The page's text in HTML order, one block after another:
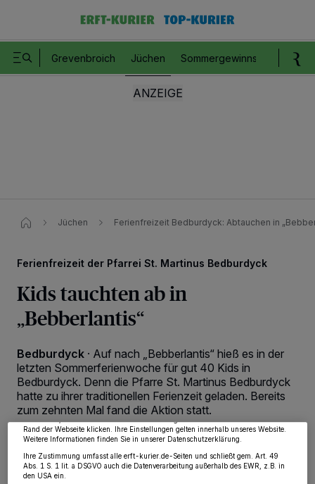
Grevenbroich Jüchen Sommergewinnspiel
Jüchen Ferienfreizeit Bedburdyck: Abtauchen in
Ferienfreizeit der Pfarrei St. Martinus Bedburdyck
Kids tauchten ab in
„Bebberlantis“
Bedburdyck · Auf nach „Bebberlantis“ hieß es in der
letzten Sommerferienwoche für gut 40 Kids in
Bedburdyck. Denn die Pfarre St. Martinus Bedburdyck
hatte zu ihrer traditionellen Ferienzeit geladen. Bereits
zum zehnten Mal fand die Aktion statt.
12.08.2023 , 09:00 Uhr Eine Minute Lesezeit
Wir und unsere218
-Partner speichern und greifen auf personenbezogene Daten
wie Browserdaten oder eindeutige Kennungen auf Ihrem Gerät zu. Durch Auswahl
von OK aktivieren Sie Tracking-Technologien für die unter „Wir und unsere
Partner verarbeiten Daten, um Ihnen Dienste bereitzustellen“ aufgeführten
Zwecke. Wenn Tracker deaktiviert sind, sind manche Inhalte und Anzeigen
möglicherweise nicht mehr so relevant für Sie. Sie können dieses Menü jederzeit
wieder aufrufen, um Ihre Einstellungen zu ändern oder Ihre Einwilligung zu
Rand der Webseite klicken. Ihre Einstellungen gelten innerhalb unseres Website.
Weitere Informationen finden Sie in unserer Datenschutzerklärung.
Ihre Zustimmung umfasst alle erft-kurier.de-Seiten und schließt gem. Art. 49
Abs. 1 S. 1 lit. a DSGVO auch die Datenverarbeitung außerhalb des EWR, z.B. in
den USA ein.